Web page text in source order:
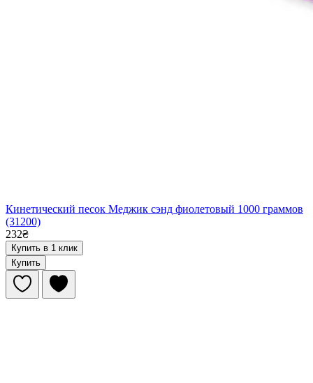
Кинетический песок Меджик сэнд фиолетовый 1000 граммов
(31200)
232₴
Купить в 1 клик
Купить